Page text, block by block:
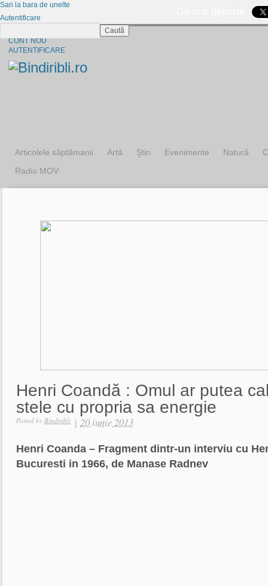
CONT NOU
AUTENTIFICARE
Articolele săptămanii Artă Ştiri Evenimente Natură
Radio MOV
Henri Coandă : Omul ar putea
stele cu propria sa energie
Posted by Bindiribli | 20 iunie 2013
Henri Coanda – Fragment dintr-un interviu cu
Bucuresti in 1966, de Manase Radnev
Sari la bara de unelte
Autentificare
Caută